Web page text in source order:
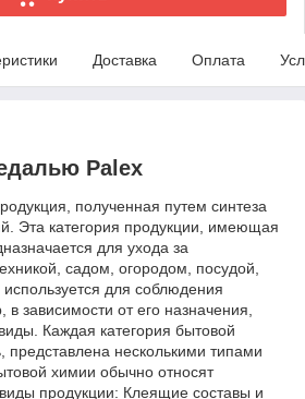
Доставка Оплата
Palex
полученная путем синтеза
Эта категория продукции, имеющая
для ухода за
садом, огородом, посудой,
для соблюдения
в зависимости от его назначения,
Каждая категория бытовой
несколькими типами
химии обычно относят
продукции: Клеящие составы и